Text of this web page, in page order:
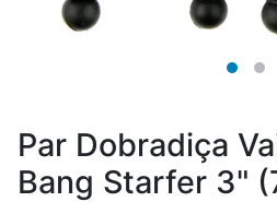
Par Dobradiça
Bang Starfer 3"